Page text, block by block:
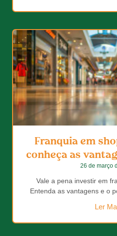
Franquia em
conheça as
26 de março
Vale a pena investir em
Entenda as vantagens e o
Ler